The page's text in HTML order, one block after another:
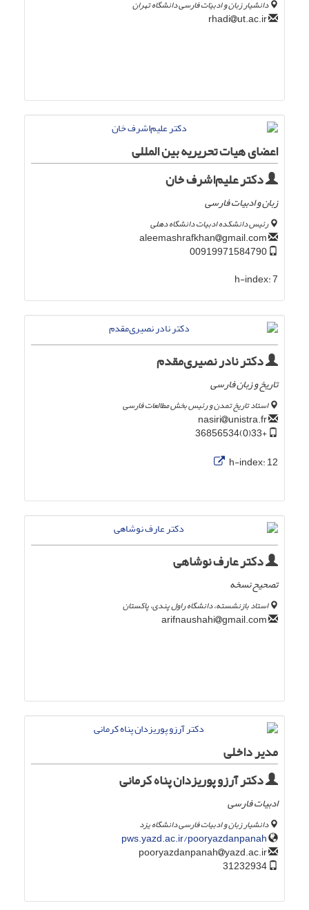
دانشیار زبان و ادبیّات فارسی دانشگاه تهران
ut.ac.ir
اعضای هیات تحریریه بین المللی
دکتر علیم‌اشرف خان
زبان و ادبیات فارسی
رئیس دانشکده ادبیات دانشگاه دهلی
gmail.com
h-index:7
دکتر نادر نصیری‌مقدم
تاریخ و زبان فارسی
استاد تاریخ تمدن و رئیس بخش مطالعات فارسی
unistra.fr
+33(0)36856534
h-index:12
دکتر عارف نوشاهی
تصحیح نسخه
استاد بازنشسته، دانشگاه راول پندی، پاکستان
gmail.com
مدیر داخلی
دکتر آرزو پوریزدان پناه کرمانی
ادبیات فارسی
دانشیار زبان و ادبیات فارسی دانشگاه یزد
pws.yazd.ac.ir/pooryazdanpanah
yazd.ac.ir